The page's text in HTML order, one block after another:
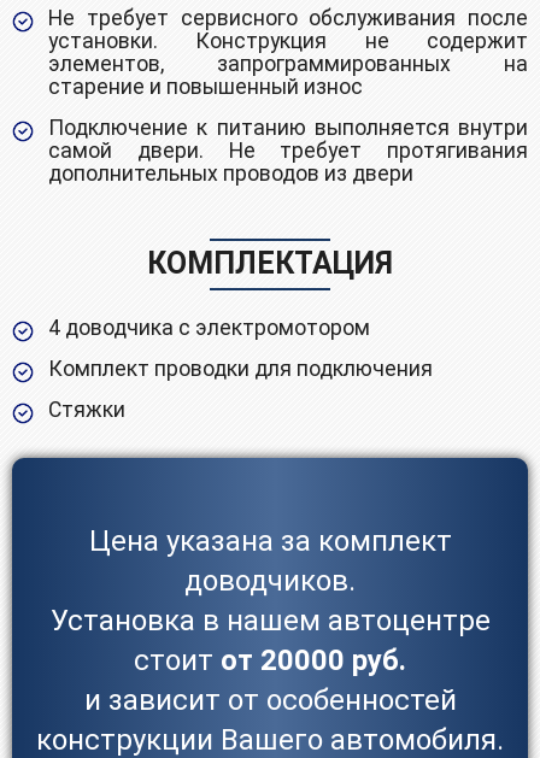
Не требует сервисного обслуживания после
установки. Конструкция не содержит
элементов, запрограммированных на
старение и повышенный износ
Подключение к питанию выполняется внутри
самой двери. Не требует протягивания
дополнительных проводов из двери
КОМПЛЕКТАЦИЯ
4 доводчика с электромотором
Комплект проводки для подключения
Стяжки
Цена указана за комплект
доводчиков.
Установка в нашем автоцентре
стоит от 20000 руб.
и зависит от особенностей
конструкции Вашего автомобиля.